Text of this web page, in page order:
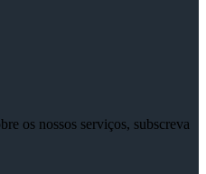
os nossos serviços, subscreva